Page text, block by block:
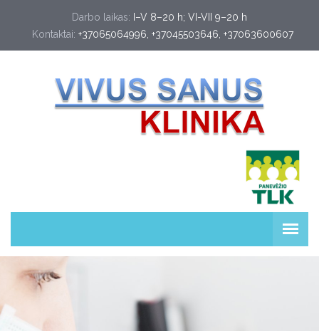
Darbo laikas: I–V 8–20 h; VI-VII 9–20 h
Kontaktai: +37065064996 +37045503646 +37063600607